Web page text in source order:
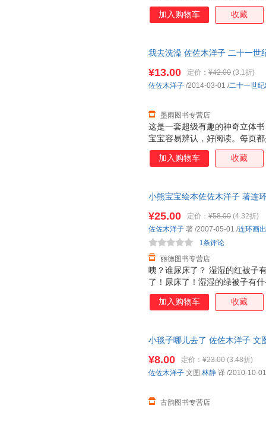
张诱人，而且采用了一些局部
面，让人看到图画内部的东西
小插页，图案可以根据翻和不
次重复着生活场景，加强宝宝
能力 2. 建立宝宝良好的行为习
加入购物车 收藏
我去洗澡 佐佐木洋子 二十一世
这是一套超级有趣的神奇立体
宝宝容易辨认，好阅读。每页
张诱人，而且采用了一些局部
面，让人看到图画内部的东西
小插页，图案可以根据翻和不
次重复着生活场景，加强宝宝
能力 2. 建立宝宝良好的行为习
¥13.00 定价： ¥42.00 (3.1折)
墨雨图书专营店
佐佐木洋子 /2014-03-01 /二十一世
加入购物车 收藏
小熊宝宝绘本佐佐木洋子 著连
咦？谁尿床了？ 湿湿的红被子
了！尿床了！湿湿的绿被子有
玩的尿床故事，有趣的生活场
孩子们意识到如何避免尿床，
¥25.00 定价： ¥58.00 (4.32折)
丽德图书专营店
1条评论
佐佐木洋子 著 /2007-05-01 /连环画
加入购物车 收藏
小毯子哪儿去了 佐佐木洋子 文
¥8.00 定价： ¥23.00 (3.48折)
古韵图书专营店
佐佐木洋子 文图,林静 译 /2010-10-01